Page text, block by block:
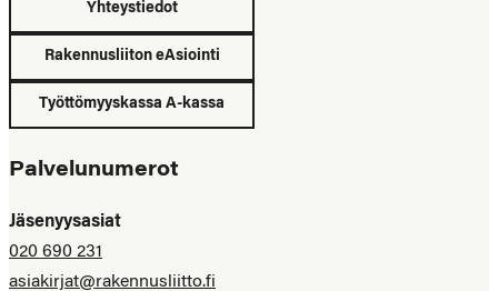
Yhteystiedot
Rakennusliiton eAsiointi
Työttömyyskassa A-kassa
Palvelunumerot
Jäsenyysasiat
020 690 231
asiakirjat@rakennusliitto.fi